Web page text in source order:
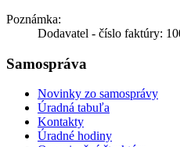
Poznámka:
Dodavatel - číslo faktúry:
Samospráva
Novinky zo samosprávy
Úradná tabuľa
Kontakty
Úradné hodiny